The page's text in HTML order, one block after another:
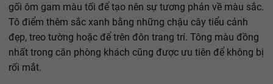
gối ôm gam màu tối để tạo nên sự tương phản về màu sắc.
Tô điểm thêm sắc xanh bằng những chậu cây tiểu cảnh
đẹp, treo tường hoặc để trên đôn trang trí. Tông màu đồng
nhất trong căn phòng khách cũng được ưu tiên để không bị
rối mắt.